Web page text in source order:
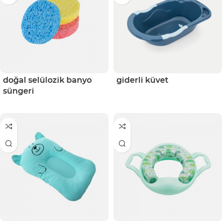
doğal selülozik banyo
süngeri
giderli küvet